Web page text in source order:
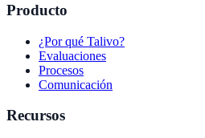
Producto
¿Por qué Talivo?
Evaluaciones
Procesos
Comunicación
Recursos